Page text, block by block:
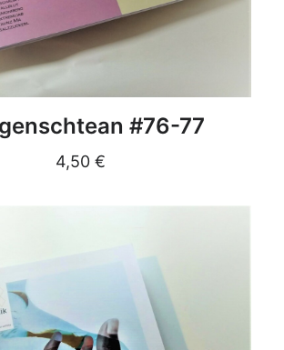
DETAILS #76-77
4,50 €